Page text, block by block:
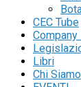
CEC Tube
Libri
Chi Siamo